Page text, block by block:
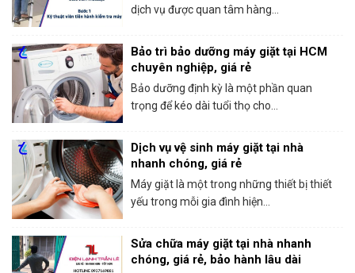
dịch vụ được quan tâm hàng...
Bảo trì bảo dưỡng máy giặt tại HCM
chuyên nghiệp, giá rẻ
Bảo dưỡng định kỳ là một phần quan
trọng để kéo dài tuổi thọ cho...
Dịch vụ vệ sinh máy giặt tại nhà
nhanh chóng, giá rẻ
Máy giặt là một trong những thiết bị thiết
yếu trong mỗi gia đình hiện...
Sửa chữa máy giặt tại nhà nhanh
chóng, giá rẻ, bảo hành lâu dài